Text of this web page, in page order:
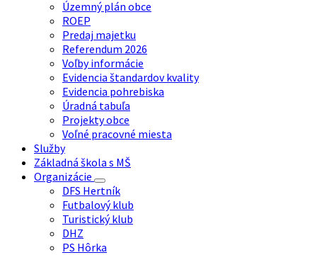
Územný plán obce
ROEP
Predaj majetku
Referendum 2026
Voľby informácie
Evidencia štandardov kvality
Evidencia pohrebiska
Úradná tabuľa
Projekty obce
Voľné pracovné miesta
Služby
Základná škola s MŠ
Organizácie
DFS Hertník
Futbalový klub
Turistický klub
DHZ
PS Hôrka